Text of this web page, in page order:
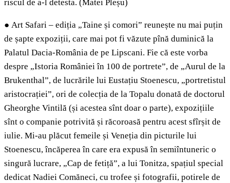
riscul de a-l detesta. (Matei Pleșu)
● Art Safari – ediția „Taine și comori” reunește nu mai puțin
de șapte expoziții, care mai pot fi văzute pînă duminică la
Palatul Dacia-România de pe Lipscani. Fie că este vorba
despre „Istoria României în 100 de portrete”, de „Aurul de la
Brukenthal”, de lucrările lui Eustațiu Stoenescu, „portretistul
aristocrației”, ori de colecția de la Topalu donată de doctorul
Gheorghe Vintilă (și acestea sînt doar o parte), expozițiile
sînt o companie potrivită și răcoroasă pentru acest sfîrșit de
iulie. Mi-au plăcut femeile și Veneția din picturile lui
Stoenescu, încăperea în care era expusă în semiîntuneric o
singură lucrare, „Cap de fetiță”, a lui Tonitza, spațiul special
dedicat Nadiei Comăneci, cu trofee și fotografii, potirele de